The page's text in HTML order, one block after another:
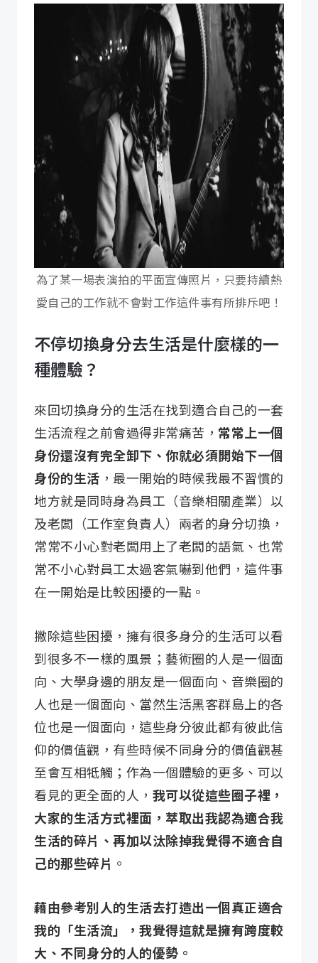
為了某一場表演拍的平面宣傳照片，只要持續熱
愛自己的工作就不會對工作這件事有所排斥吧！
不停切換身分去生活是什麼樣的一
種體驗？
來回切換身分的生活在找到適合自己的一套
生活流程之前會過得非常痛苦， 常常上一個
身份還沒有完全卸下、你就必須開始下一個
身份的生活 ，最一開始的時候我最不習慣的
地方就是同時身為員工（音樂相關產業）以
及老闆（工作室負責人）兩者的身分切換，
常常不小心對老闆用上了老闆的語氣、也常
常不小心對員工太過客氣嚇到他們，這件事
在一開始是比較困擾的一點。
撇除這些困擾，擁有很多身分的生活可以看
到很多不一樣的風景；藝術圈的人是一個面
向、大學身邊的朋友是一個面向、音樂圈的
人也是一個面向、當然生活黑客群島上的各
位也是一個面向，這些身分彼此都有彼此信
仰的價值觀，有些時候不同身分的價值觀甚
至會互相牴觸；作為一個體驗的更多、可以
看見的更全面的人， 我可以從這些圈子裡，
大家的生活方式裡面，萃取出我認為適合我
生活的碎片、再加以汰除掉我覺得不適合自
己的那些碎片 。
藉由參考別人的生活去打造出一個真正適合
我的「生活流」，我覺得這就是擁有跨度較
大、不同身分的人的優勢。